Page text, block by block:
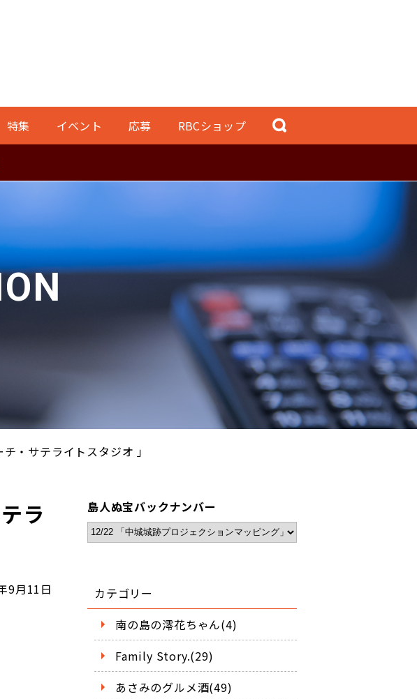
特集 イベント 応募 RBCショップ
・サテライトスタジオ 」
ラ
9月11日
島人ぬ宝バックナンバー
カテゴリー
南の島の澪花ちゃん(4)
Family Story.(29)
あさみのグルメ酒(49)